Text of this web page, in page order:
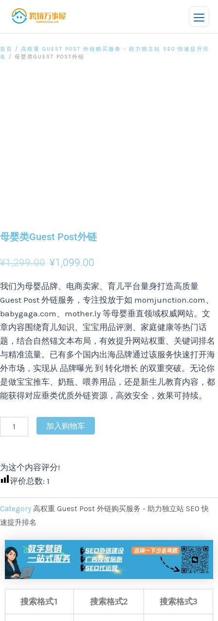
内
容
首页 / 高权重 GUEST POST 外链购买服务 - 助力独立站 SEO 快速提升排
名
/ 母婴类GUEST POST外链
母婴类Guest Post外链
¥1,299.00
原
¥1,099.00
当
我们为母婴品牌、电商卖家、育儿平台量身打造高质量
Guest Post 外链服务，专注投放于如 momjunction.com、
babygaga.com、mother.ly 等母婴垂直领域权威网站。文
章内容围绕育儿知识、宝宝用品评测、家庭健康等热门话
题，结合自然锚文本布局，有效提升网站权重、关键词排名
与精准流量。已有多个国内出海品牌通过该服务快速打开海
外市场，实现从 品牌曝光 到 转化增长 的双重突破。无论你
是做宝宝推车、奶瓶、喂养用品，还是新生儿教育内容，都
能获得对应垂类优质外链资源，高效安全，效果可持续。
母
婴
加入购物车
为这个内容评分!
评价总数: 1
Category 高权重 Guest Post 外链购买服务 - 助力独立站 SEO 快
速提升排名
搜索格式1 搜索格式2 搜索格式3